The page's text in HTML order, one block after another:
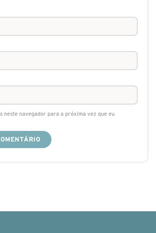
neste navegador para a próxima vez que eu